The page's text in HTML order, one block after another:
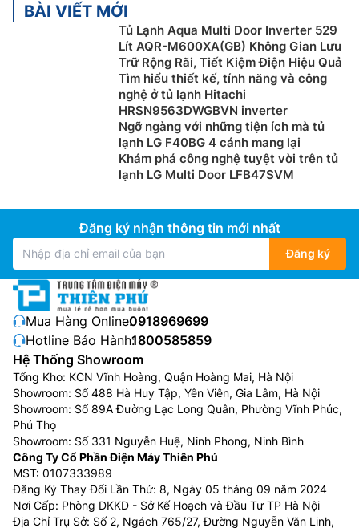
Tủ lạnh ngăn đá trên là kiểu tủ lạnh thường thấy ở các
gia đình, với ngăn đá phía trên và ngăn mát ở phía
dưới. Ưu điểm của dòng này chính là điện năng tiêu
thụ ít, giá cả phải chăng và cách ngăn chia tủ cũng
khá quen thuộc với người dùng, nên tủ lạnh ngăn đá
trên được lựa chọn khá nhiều để sử dụng trong gia
Tủ lạnh ngăn đá dưới
dưới có phần ngăn đá phía dưới và phần ngăn mát
phía trên. Ngoài ra, ngăn mát cũng là ngăn mà bạn sẽ
thường xuyên mở ra, đóng vào để lấy thức ăn, nên
thiết kế này sẽ giúp bạn không phải cúi người hay ngồi
xuống để lấy thực phẩm, phù hợp với gia đình có
người lớn tuổi.
Tủ lạnh French Door
Tủ lạnh French Door (tủ lạnh cửa Pháp) là loại tủ lạnh
3 cánh phổ biến, có 2 cửa ngăn mát mở ra ở trên (kiểu
Pháp) và ngăn đá dạng ngăn kéo ở dưới, thiết kế rộng
rãi, dung tích lớn (thường 600L+) phù hợp gia đình
đông người, giúp dễ dàng cất giữ thực phẩm lớn như
pizza hoặc bánh dài, với nhiều tính năng hiện đại và
mẫu mã đa dạng.
BÀI VIẾT MỚI
Tủ Lạnh Aqua Multi Door Inverter 529
Lít AQR-M600XA(GB) Không Gian Lưu
Trữ Rộng Rãi, Tiết Kiệm Điện Hiệu Quả
Tìm hiểu thiết kế, tính năng và công
nghệ ở tủ lạnh Hitachi
HRSN9563DWGBVN inverter
Ngỡ ngàng với những tiện ích mà tủ
lạnh LG F40BG 4 cánh mang lại
Khám phá công nghệ tuyệt vời trên tủ
lạnh LG Multi Door LFB47SVM
Đăng ký nhận thông tin mới nhất
Đăng ký
Mua Hàng Online:0918969699
Hotline Bảo Hành:1800585859
Hệ Thống Showroom
Tổng Kho: KCN Vĩnh Hoàng, Quận Hoàng Mai, Hà Nội
Showroom: Số 488 Hà Huy Tập, Yên Viên, Gia Lâm, Hà Nội
Showroom: Số 89A Đường Lạc Long Quân, Phường Vĩnh Phúc,
Phú Thọ
Showroom: Số 331 Nguyễn Huệ, Ninh Phong, Ninh Bình
Công Ty Cổ Phần Điện Máy Thiên Phú
MST: 0107333989
Đăng Ký Thay Đổi Lần Thứ: 8, Ngày 05 tháng 09 năm 2024
Nơi Cấp: Phòng DKKD - Sở Kế Hoạch và Đầu Tư TP Hà Nội
Địa Chỉ Trụ Sở: Số 2, Ngách 765/27, Đường Nguyễn Văn Linh,